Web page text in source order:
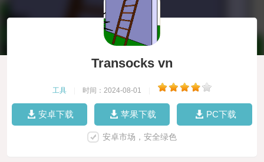
Transocks vn
工具 时间：2024-08-01
安卓下载 苹果下载 PC下载
安卓市场，安全绿色